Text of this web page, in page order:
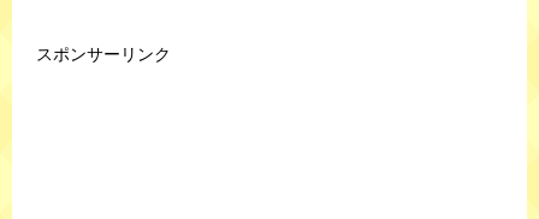
スポンサーリンク